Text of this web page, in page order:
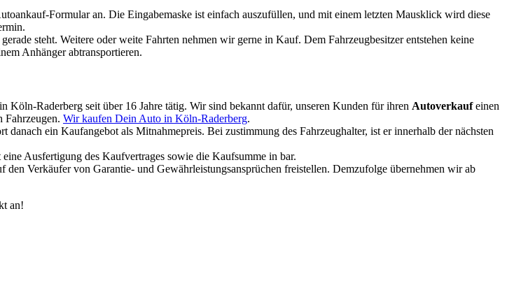
Formular an. Die Eingabemaske ist einfach auszufüllen, und mit einem letzten Mausklick wird diese
steht. Weitere oder weite Fahrten nehmen wir gerne in Kauf. Dem Fahrzeugbesitzer entstehen keine
Anhänger abtransportieren.
Köln-Raderberg seit über 16 Jahre tätig. Wir sind bekannt dafür, unseren Kunden für ihren Autoverkaufeinen
Fahrzeugen. Wir kaufen Dein Auto in Köln-Raderberg.
danach ein Kaufangebot als Mitnahmepreis. Bei zustimmung des Fahrzeughalter, ist er innerhalb der nächsten
Ausfertigung des Kaufvertrages sowie die Kaufsumme in bar.
Verkäufer von Garantie- und Gewährleistungsansprüchen freistellen. Demzufolge übernehmen wir ab
an!